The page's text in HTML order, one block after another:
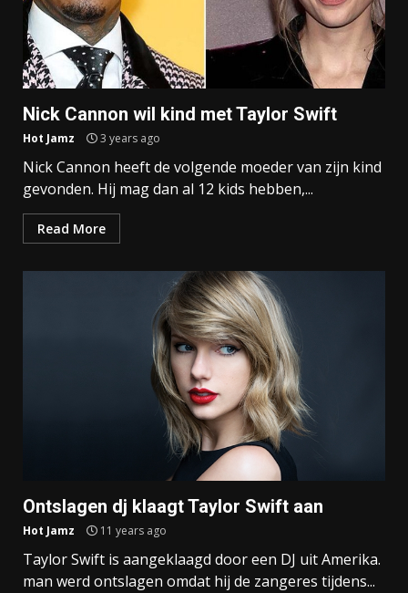
Nick Cannon wil kind met Taylor Swift
Hot Jamz 3 years ago
Nick Cannon heeft de volgende moeder van zijn kind
gevonden. Hij mag dan al 12 kids hebben,...
Read More
Ontslagen dj klaagt Taylor Swift aan
Hot Jamz 11 years ago
Taylor Swift is aangeklaagd door een DJ uit Amerika.
man werd ontslagen omdat hij de zangeres tijdens...